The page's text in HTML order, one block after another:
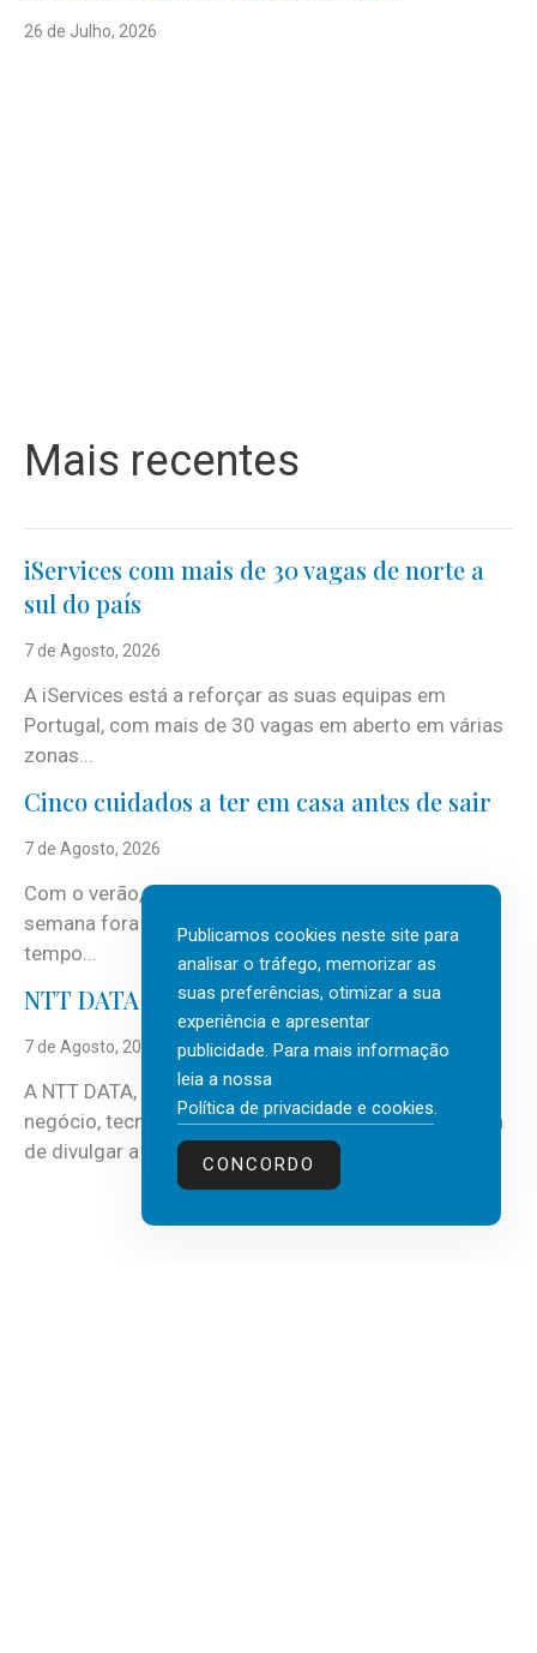
26 de Julho, 2026
Mais recentes
iServices com mais de 30 vagas de norte a
sul do país
7 de Agosto, 2026
A iServices está a reforçar as suas equipas em
Portugal, com mais de 30 vagas em aberto em várias
zonas...
Cinco cuidados a ter em casa antes de sair
7 de Agosto, 2026
Com o verão, chegam também as férias, os fins-de-
semana fora e os dias em que a casa fica mais
tempo...
NTT DATA Insurtech Global Outlook 2026
7 de Agosto, 2026
A NTT DATA, consultora global em serviços de
negócio, tecnologia e inteligência artificial (IA), acaba
de divulgar a mais recente...
Publicamos cookies neste site para
analisar o tráfego, memorizar as
suas preferências, otimizar a sua
experiência e apresentar
publicidade. Para mais informação
leia a nossa
Política de privacidade e cookies.
CONCORDO